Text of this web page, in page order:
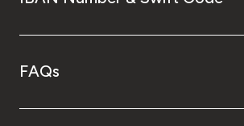
FAQs